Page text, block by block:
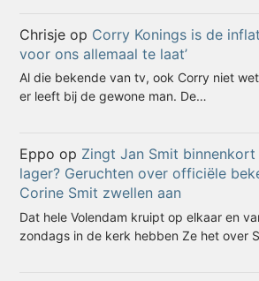
Chrisje op Corry Konings is de
voor ons allemaal te laat’
Al die bekende van tv, ook Corry niet
er leeft bij de gewone man. De…
Eppo op Zingt Jan Smit
lager? Geruchten over officiële
Corine Smit zwellen aan
Dat hele Volendam kruipt op elkaar en
zondags in de kerk hebben Ze het over